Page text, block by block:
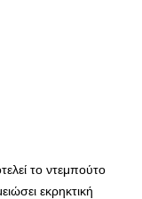
το ντεμπούτο
εκρηκτική